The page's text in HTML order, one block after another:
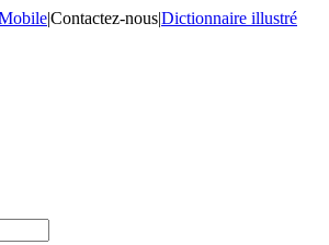
|Contactez-nous|Dictionnaire illustré